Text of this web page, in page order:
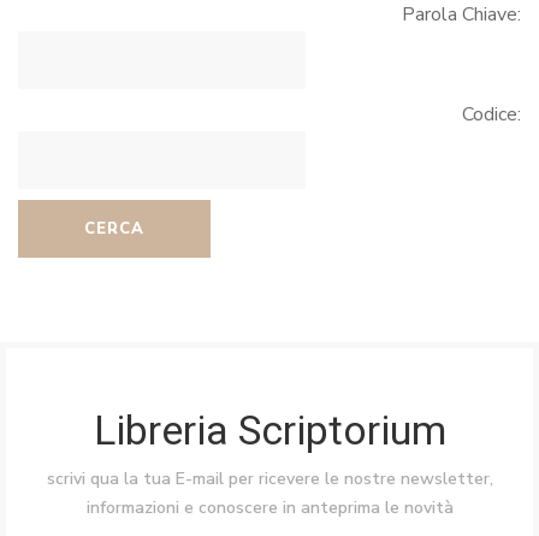
Parola Chiave:
Codice:
CERCA
Libreria Scriptorium
scrivi qua la tua E-mail per ricevere le nostre newsletter,
informazioni e conoscere in anteprima le novità